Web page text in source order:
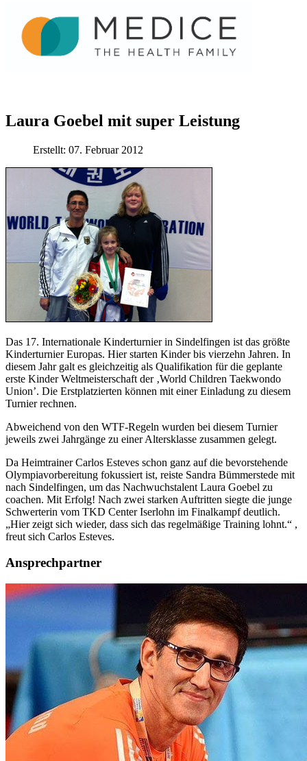
Laura Goebel mit super Leistung
Erstellt: 07. Februar 2012
Das 17. Internationale Kinderturnier in Sindelfingen ist das größte
Kinderturnier Europas. Hier starten Kinder bis vierzehn Jahren. In
diesem Jahr galt es gleichzeitig als Qualifikation für die geplante
erste Kinder Weltmeisterschaft der ‚World Children Taekwondo
Union’. Die Erstplatzierten können mit einer Einladung zu diesem
Turnier rechnen.
Abweichend von den WTF-Regeln wurden bei diesem Turnier
jeweils zwei Jahrgänge zu einer Altersklasse zusammen gelegt.
Da Heimtrainer Carlos Esteves schon ganz auf die bevorstehende
Olympiavorbereitung fokussiert ist, reiste Sandra Bümmerstede mit
nach Sindelfingen, um das Nachwuchstalent Laura Goebel zu
coachen. Mit Erfolg! Nach zwei starken Auftritten siegte die junge
Schwerterin vom TKD Center Iserlohn im Finalkampf deutlich.
„Hier zeigt sich wieder, dass sich das regelmäßige Training lohnt.“ ,
freut sich Carlos Esteves.
Ansprechpartner